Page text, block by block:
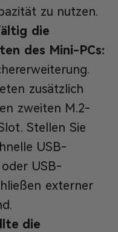
zu nutzen.
die
des Mini-PCs:
zusätzlich
zweiten M.2-
Stellen Sie
USB-
USB-
externer
die